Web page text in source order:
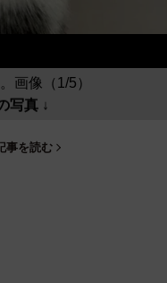
画像（1/5）
写真 ↓
事を読む